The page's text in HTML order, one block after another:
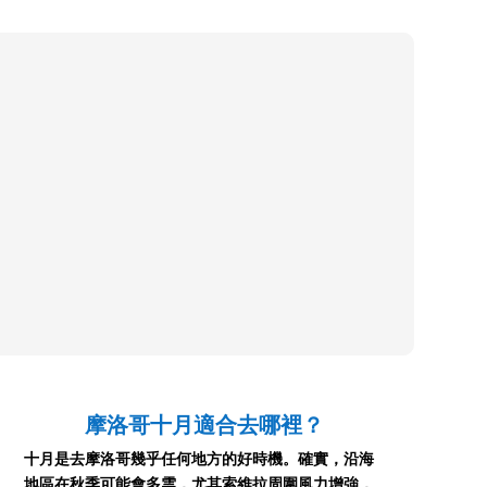
摩洛哥十月適合去哪裡？
十月是去摩洛哥幾乎任何地方的好時機。確實，沿海